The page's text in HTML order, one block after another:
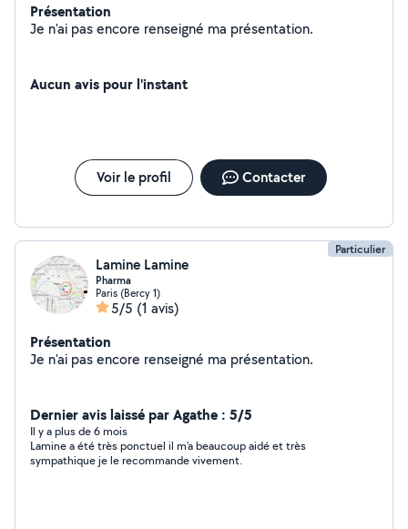
Présentation
Je n'ai pas encore renseigné ma présentation.
Aucun avis pour l'instant
Voir le profil Contacter
Particulier
Lamine Lamine
Pharma
Paris (Bercy 1)
5/5 (1 avis)
Présentation
Je n'ai pas encore renseigné ma présentation.
Dernier avis laissé par Agathe : 5/5
Il y a plus de 6 mois
Lamine a été très ponctuel il m'a beaucoup aidé et très
sympathique je le recommande vivement.